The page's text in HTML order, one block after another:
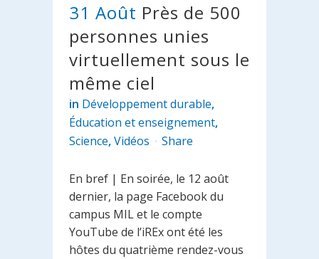
31 Août Près de 500
personnes unies
virtuellement sous le
même ciel
in Développement durable,
Éducation et enseignement,
Science,Vidéos Share
En bref | En soirée, le 12 août
dernier, la page Facebook du
campus MIL et le compte
YouTube de l’iREx ont été les
hôtes du quatrième rendez-vous